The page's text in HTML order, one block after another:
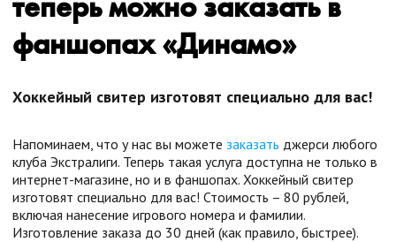
фаншопах «Динамо»
Хоккейный свитер изготовят специально для вас!
Напоминаем, что у нас вы можете заказать джерси любого
клуба Экстралиги. Теперь такая услуга доступна не только в
интернет-магазине, но и в фаншопах. Хоккейный свитер
изготовят специально для вас! Стоимость – 80 рублей,
включая нанесение игрового номера и фамилии.
Изготовление заказа до 30 дней (как правило, быстрее).